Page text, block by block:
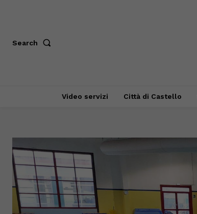
Search
Video servizi Città di Castello